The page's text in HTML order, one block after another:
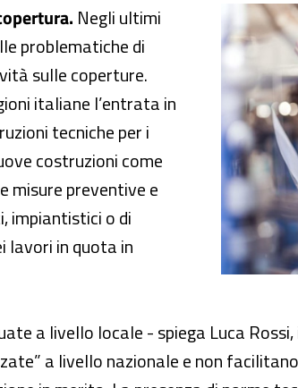
Misure di prevenzione e
Negli ultimi
problematiche di
sulle coperture.
italiane l’entrata in
tecniche per i
costruzioni come
misure preventive e
impiantistici o di
lavori in quota in
a livello locale - spiega Luca
a livello nazionale e non